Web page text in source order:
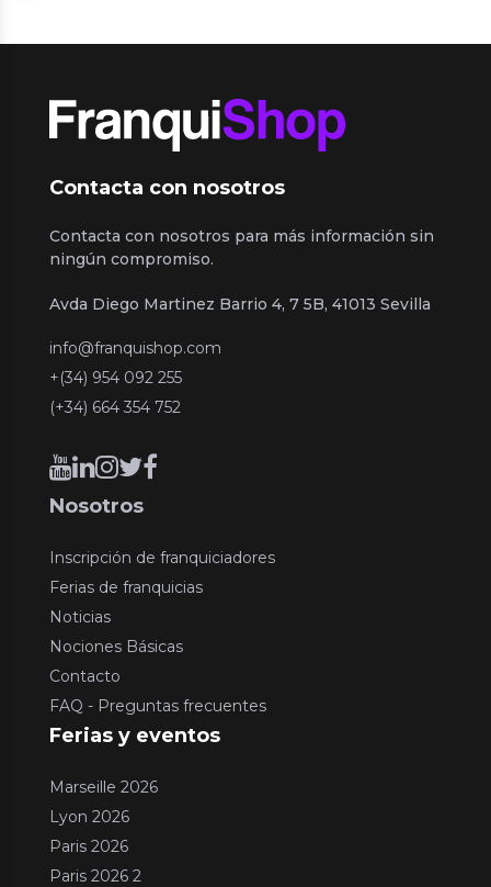
Contacta con nosotros
Contacta con nosotros para más información sin
ningún compromiso.
Avda Diego Martinez Barrio 4, 7 5B, 41013 Sevilla
info@franquishop.com
+(34) 954 092 255
(+34) 664 354 752
Nosotros
Inscripción de franquiciadores
Ferias de franquicias
Noticias
Nociones Básicas
Contacto
FAQ - Preguntas frecuentes
Ferias y eventos
Marseille 2026
Lyon 2026
Paris 2026
Paris 2026 2